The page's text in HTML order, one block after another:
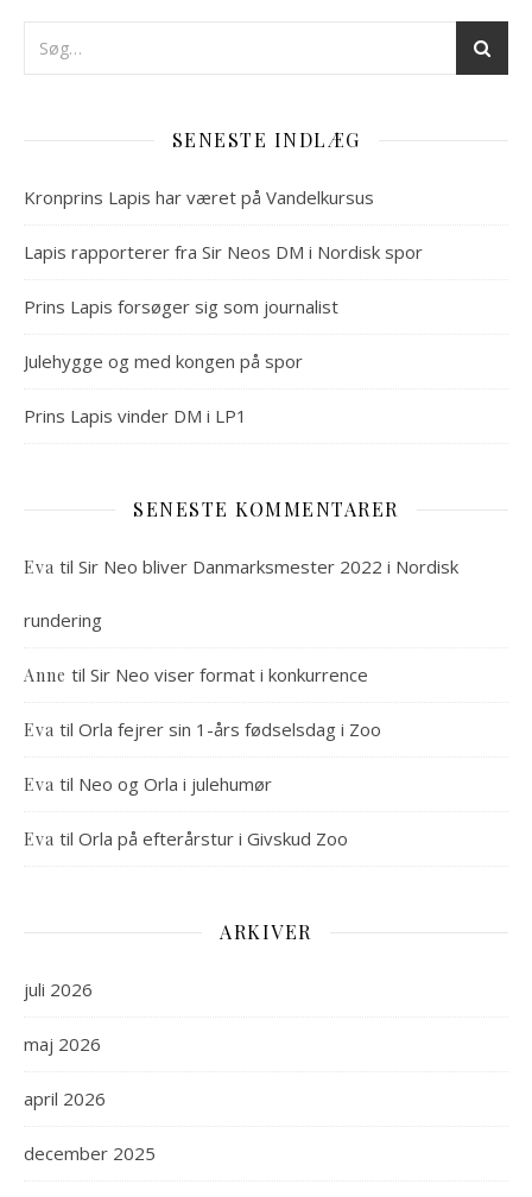
SENESTE INDLÆG
Kronprins Lapis har været på Vandelkursus
Lapis rapporterer fra Sir Neos DM i Nordisk spor
Prins Lapis forsøger sig som journalist
Julehygge og med kongen på spor
Prins Lapis vinder DM i LP1
SENESTE KOMMENTARER
Eva til Sir Neo bliver Danmarksmester 2022 i Nordisk
rundering
Anne til Sir Neo viser format i konkurrence
Eva til Orla fejrer sin 1-års fødselsdag i Zoo
Eva til Neo og Orla i julehumør
Eva til Orla på efterårstur i Givskud Zoo
ARKIVER
juli 2026
maj 2026
april 2026
december 2025